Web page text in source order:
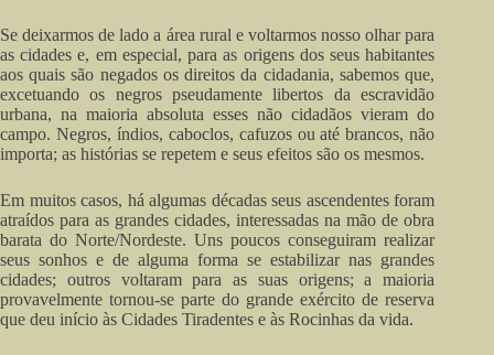
Se deixarmos de lado a área rural e voltarmos nosso olhar para
as cidades e, em especial, para as origens dos seus habitantes
aos quais são negados os direitos da cidadania, sabemos que,
excetuando os negros pseudamente libertos da escravidão
urbana, na maioria absoluta esses não cidadãos vieram do
campo. Negros, índios, caboclos, cafuzos ou até brancos, não
importa; as histórias se repetem e seus efeitos são os mesmos.
Em muitos casos, há algumas décadas seus ascendentes foram
atraídos para as grandes cidades, interessadas na mão de obra
barata do Norte/Nordeste. Uns poucos conseguiram realizar
seus sonhos e de alguma forma se estabilizar nas grandes
cidades; outros voltaram para as suas origens; a maioria
provavelmente tornou-se parte do grande exército de reserva
que deu início às Cidades Tiradentes e às Rocinhas da vida.